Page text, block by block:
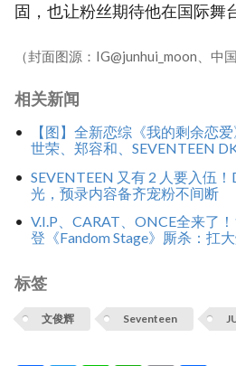
固，也让粉丝期待他在国际舞
（封面图源：IG@junhui_moon、中
相关新闻
【图】全新恋综《我的剩余恋
世荣、郑容和、SEVENTEEN
SEVENTEEN 又有 2 人要入伍
光，预录内容备齐宠粉不间断
V.I.P、CARAT、ONCE全来了
登《Fandom Stage》厮杀：扛
标签
文俊辉 Seventeen